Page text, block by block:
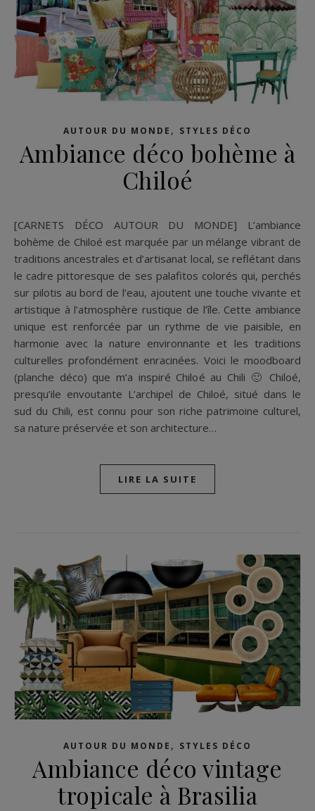
AUTOUR DU MONDE , STYLES DÉCO
Ambiance déco bohème à
Chiloé
[CARNETS DÉCO AUTOUR DU MONDE] L’ambiance
bohème de Chiloé est marquée par un mélange vibrant de
traditions ancestrales et d’artisanat local, se reflétant dans
le cadre pittoresque de ses palafitos colorés qui, perchés
sur pilotis au bord de l’eau, ajoutent une touche vivante et
artistique à l’atmosphère rustique de l’île. Cette ambiance
unique est renforcée par un rythme de vie paisible, en
harmonie avec la nature environnante et les traditions
culturelles profondément enracinées. Voici le moodboard
(planche déco) que m’a inspiré Chiloé au Chili 🙂 Chiloé,
presqu’ile envoutante L’archipel de Chiloé, situé dans le
sud du Chili, est connu pour son riche patrimoine culturel,
sa nature préservée et son architecture…
LIRE LA SUITE
AUTOUR DU MONDE , STYLES DÉCO
Ambiance déco vintage
tropicale à Brasilia